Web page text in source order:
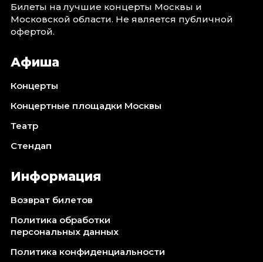
Билеты на лучшие концерты Москвы и
Московской области. Не является публичной
офертой.
Афиша
Концерты
Концертные площадки Москвы
Театр
Стендап
Информация
Возврат билетов
Политика обработки
персональных данных
Политика конфиденциальности